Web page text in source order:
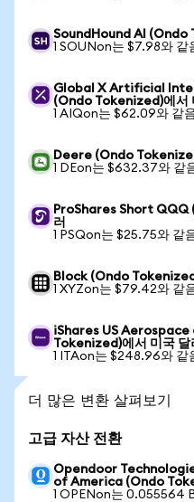
SoundHound AI (Ondo
1 SOUNon는 $7.98와 같
Global X Artificial
(Ondo Tokenized)에서
1 AIQon는 $62.09와 같
Deere (Ondo
1 DEon는 $632.37와 같
ProShares Short QQQ
러
1 PSQon는 $25.75와 같
Block (Ondo
1 XYZon는 $79.42와 같
iShares US
Tokenized)에서 미국 달
1 ITAon는 $248.96와 같
더 많은 변환 살펴보기
고급 자산 전환
Opendoor
of America (Ondo
1 OPENon는 0.055564